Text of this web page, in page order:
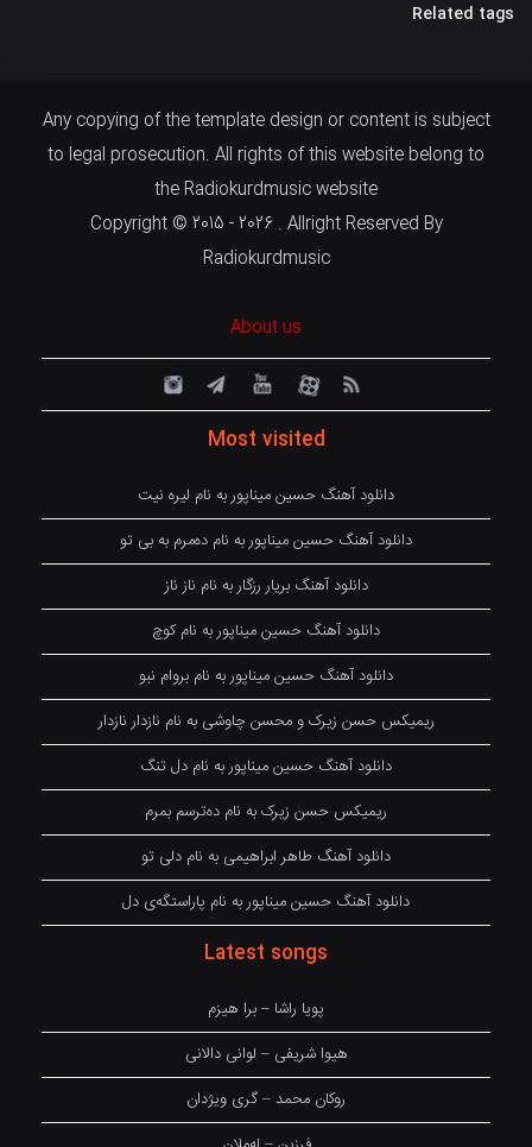
Related tags
Any copying of the template design or content is subject
to legal prosecution. All rights of this website belong to
the Radiokurdmusic website
Copyright © 2015 - 2026 . Allright Reserved By
Radiokurdmusic
About us
Most visited
دانلود آهنگ حسین میناپور به نام لیره نیت
دانلود آهنگ حسین میناپور به نام دەمرم بە بی تو
دانلود آهنگ بریار رزگار به نام ناز ناز
دانلود آهنگ حسین میناپور به نام کوچ
دانلود آهنگ حسین میناپور به نام بروام نبو
ریمیکس حسن زیرک و محسن چاوشی به نام نازدار نازدار
دانلود آهنگ حسین میناپور به نام دل تنگ
ریمیکس حسن زیرک به نام دەترسم بمرم
دانلود آهنگ طاهر ابراهیمی به نام دلی تو
دانلود آهنگ حسین میناپور به نام پاراستگەی دل
Latest songs
پویا راشا – برا هیزم
هیوا شریفی – لوانی دالانی
روکان محمد – گری ویژدان